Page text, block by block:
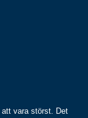
vara störst. Det